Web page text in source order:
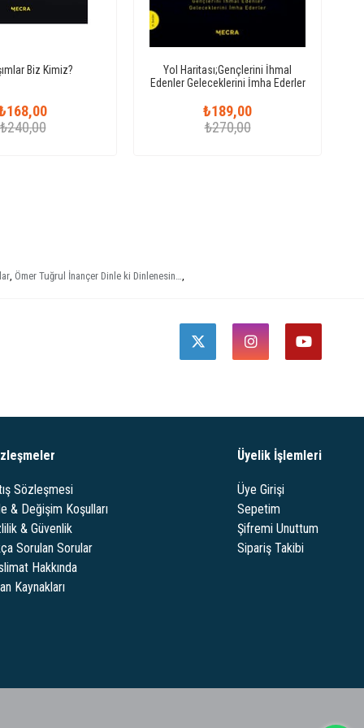
Biz Kimiz?
₺240,00
Yol Haritası;Gençlerini İhmal
Edenler Geleceklerini İmha Ederler
₺189,00
₺270,00
, Ömer Tuğrul İnançer Dinle ki Dinlenesin…,
Sözleşmesi
& Değişim Koşulları
& Güvenlik
Sorulan Sorular
Hakkında
Kaynakları
Üyelik İşlemleri
Üye Girişi
Sepetim
Şifremi Unuttum
Sipariş Takibi